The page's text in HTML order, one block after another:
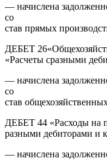
— начислена
со
став прямых
ДЕБЕТ
«Расчеты сразными
— начислена
со
став
ДЕБЕТ 44 «Расходы на
разными дебиторами и
— начислена